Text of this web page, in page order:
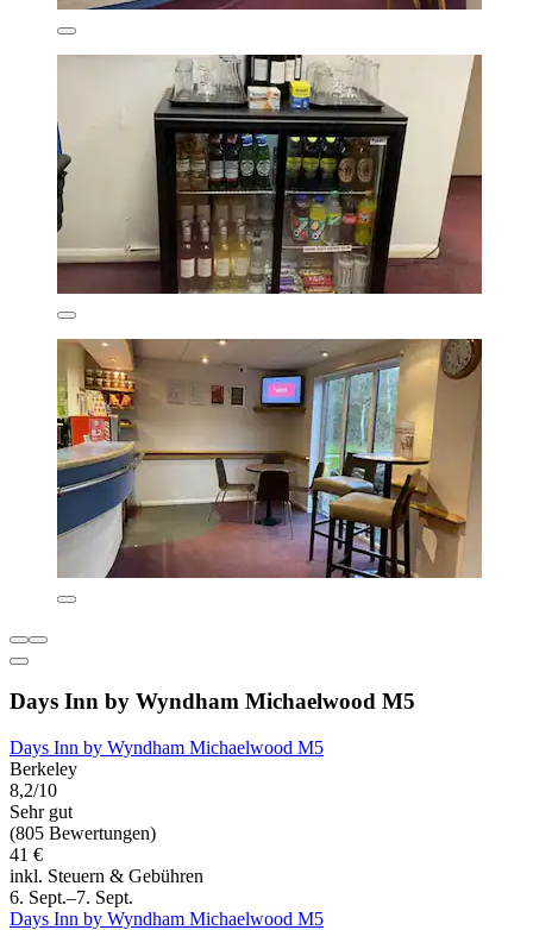
Days Inn by Wyndham Michaelwood M5
Days Inn by Wyndham Michaelwood M5
Berkeley
8,2/10
Sehr gut
(805 Bewertungen)
41 €
inkl. Steuern & Gebühren
6. Sept.–7. Sept.
Days Inn by Wyndham Michaelwood M5